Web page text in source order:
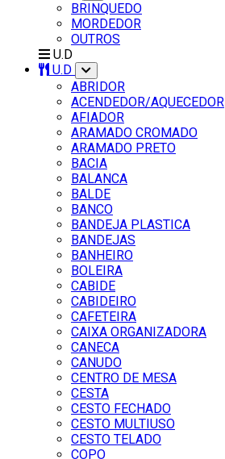
BRINQUEDO
MORDEDOR
OUTROS
U.D
U.D
ABRIDOR
ACENDEDOR/AQUECEDOR
AFIADOR
ARAMADO CROMADO
ARAMADO PRETO
BACIA
BALANCA
BALDE
BANCO
BANDEJA PLASTICA
BANDEJAS
BANHEIRO
BOLEIRA
CABIDE
CABIDEIRO
CAFETEIRA
CAIXA ORGANIZADORA
CANECA
CANUDO
CENTRO DE MESA
CESTA
CESTO FECHADO
CESTO MULTIUSO
CESTO TELADO
COPO